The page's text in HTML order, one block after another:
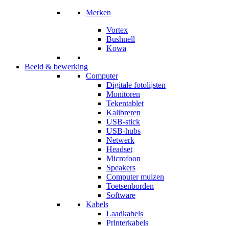
Merken
Vortex
Bushnell
Kowa
Beeld & bewerking
Computer
Digitale fotolijsten
Monitoren
Tekentablet
Kalibreren
USB-stick
USB-hubs
Netwerk
Headset
Microfoon
Speakers
Computer muizen
Toetsenborden
Software
Kabels
Laadkabels
Printerkabels